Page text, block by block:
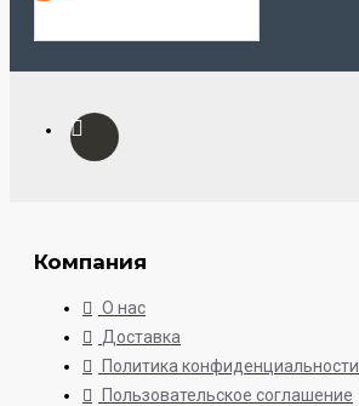
Компания
О нас
Доставка
Политика конфиденциальности
Пользовательское соглашение